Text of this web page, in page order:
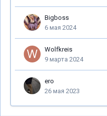
Bigboss
6 мая 2024
Wolfkreis
9 марта 2024
ero
26 мая 2023